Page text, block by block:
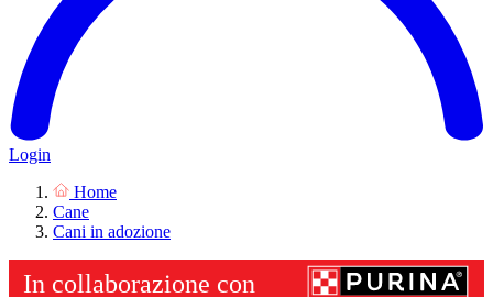
Login
Home
Cane
Cani in adozione